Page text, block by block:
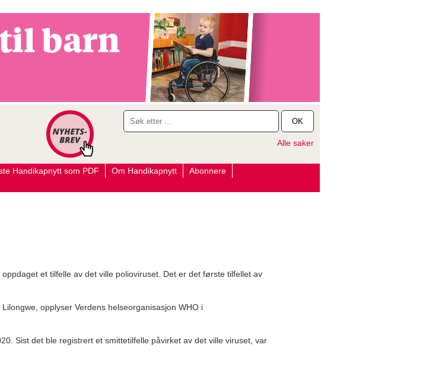
OK
Alle saker
Handikapnytt som PDF Om Handikapnytt
Abonnere
et tilfelle av det ville polioviruset. Det er det første tilfellet av
opplyser Verdens helseorganisasjon WHO i
Sist det ble registrert et smittetilfelle påvirket av det ville viruset, var